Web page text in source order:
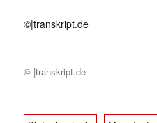
©|transkript.de
© |transkript.de